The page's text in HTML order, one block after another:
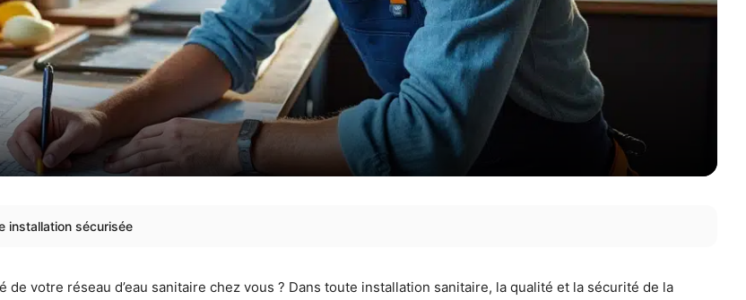
installation sécurisée
votre réseau d’eau sanitaire chez vous ? Dans toute installation sanitaire, la qualité et la sécurité de la